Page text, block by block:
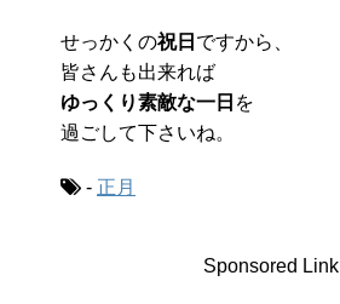
せっかくの祝日 ですから、
皆さんも出来れば
ゆっくり素敵な一日 を
過ごして下さいね。
- 正月
Sponsored Link